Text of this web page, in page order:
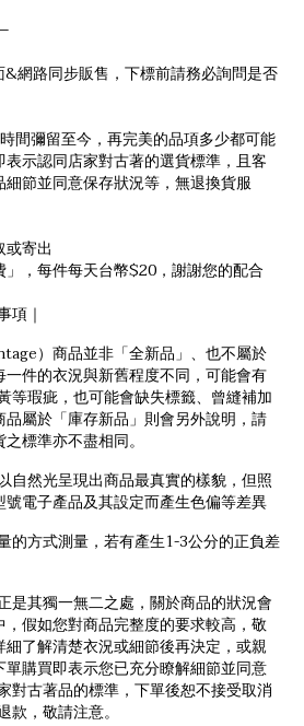
網路同步販售，下標前請務必詢問是否
間彌留至今，再完美的品項多少都可能
示認同店家對古著的選貨標準，且客
節並同意保存狀況等，無退換貨服
或寄出
，每件每天台幣$20，謝謝您的配合
項｜
）商品並非「全新品」、也不屬於
一件的衣況與新舊程度不同，可能會有
等瑕疵，也可能會缺失標籤、曾縫補加
品屬於「庫存新品」則會另外說明，請
標準亦不盡相同。
自然光呈現出商品最真實的樣貌，但照
號電子產品及其設定而產生色偏等差異
的方式測量，若有產生 1-3公分的正負差
是其獨一無二之處，關於商品的狀況會
假如您對商品完整度的要求較高，敬
細了解清楚衣況或細節後再決定，或親
單購買即表示您已充分瞭解細節並同意
對古著品的標準，下單後恕不接受取消
款，敬請注意。